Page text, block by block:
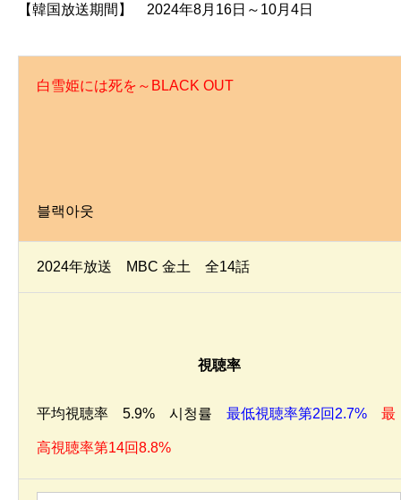
【韓国放送期間】 2024年8月16日～10月4日
白雪姫には死を～BLACK OUT
블랙아웃
2024年放送 MBC 金土 全14話
視聴率
平均視聴率 5.9% 시청률 最低視聴率第2回2.7% 最
高視聴率第14回8.8%